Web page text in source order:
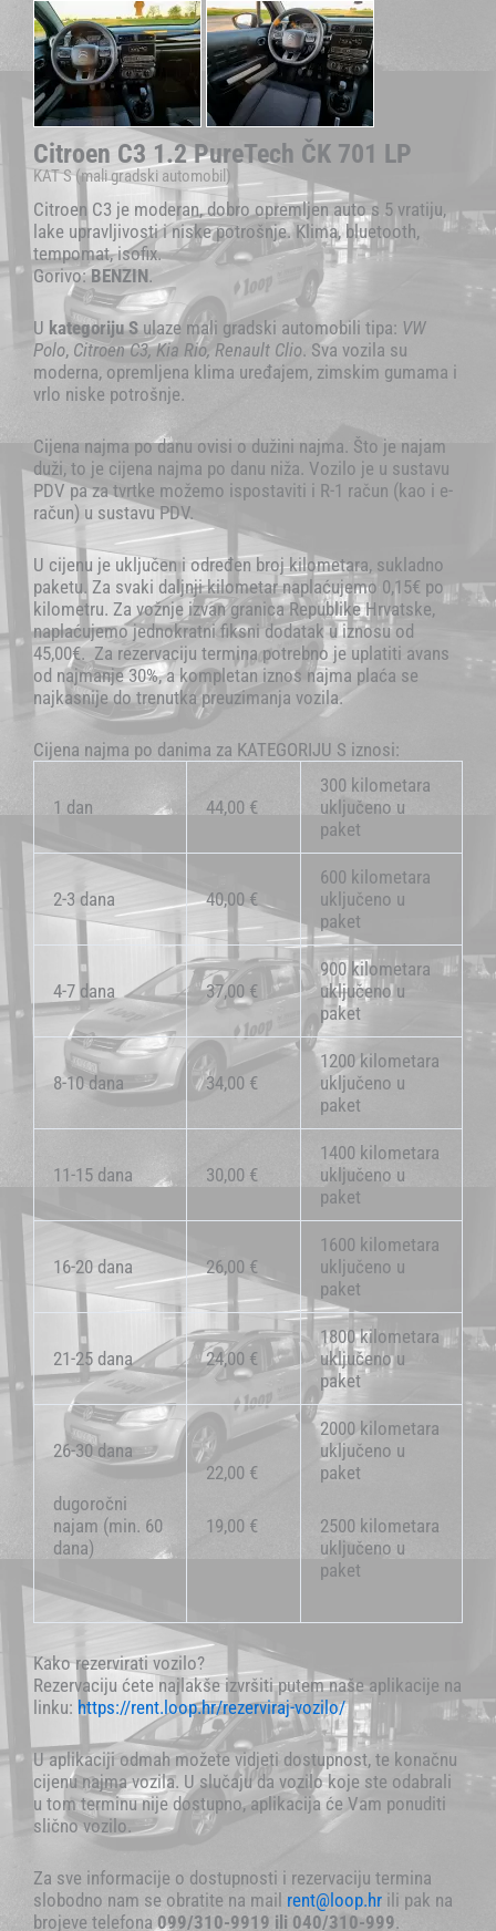
Citroen C3 1.2 PureTech ČK 701 LP
KAT S (mali gradski automobil)
Citroen C3 je moderan, dobro opremljen auto s 5 vratiju,
lake upravljivosti i niske potrošnje. Klima, bluetooth,
tempomat, isofix.
Gorivo:BENZIN.
U kategoriju S ulaze mali gradski automobili tipa: VW
Polo, Citroen C3, Kia Rio, Renault Clio. Sva vozila su
moderna, opremljena klima uređajem, zimskim gumama i
vrlo niske potrošnje.
Cijena najma po danu ovisi o dužini najma. Što je najam
duži, to je cijena najma po danu niža. Vozilo je u sustavu
PDV pa za tvrtke možemo ispostaviti i R-1 račun (kao i e-
račun) u sustavu PDV.
U cijenu je uključen i određen broj kilometara, sukladno
paketu. Za svaki daljnji kilometar naplaćujemo 0,15€ po
kilometru. Za vožnje izvan granica Republike Hrvatske,
naplaćujemo jednokratni fiksni dodatak u iznosu od
45,00€. Za rezervaciju termina potrebno je uplatiti avans
od najmanje 30%, a kompletan iznos najma plaća se
najkasnije do trenutka preuzimanja vozila.
Cijena najma po danima za KATEGORIJU S iznosi:
1 dan 44,00 €
300 kilometara
uključeno u
paket
2-3 dana 40,00 €
600 kilometara
uključeno u
paket
4-7 dana 37,00 €
900 kilometara
uključeno u
paket
8-10 dana 34,00 €
1200 kilometara
uključeno u
paket
11-15 dana 30,00 €
1400 kilometara
uključeno u
paket
16-20 dana 26,00 €
1600 kilometara
uključeno u
paket
21-25 dana 24,00 €
1800 kilometara
uključeno u
paket
26-30 dana
dugoročni
najam (min. 60
dana)
22,00 €
19,00 €
2000 kilometara
uključeno u
paket
2500 kilometara
uključeno u
paket
Kako rezervirati vozilo?
Rezervaciju ćete najlakše izvršiti putem naše aplikacije na
linku: https://rent.loop.hr/rezerviraj-vozilo/
U aplikaciji odmah možete vidjeti dostupnost, te konačnu
cijenu najma vozila. U slučaju da vozilo koje ste odabrali
u tom terminu nije dostupno, aplikacija će Vam ponuditi
slično vozilo.
Za sve informacije o dostupnosti i rezervaciju termina
slobodno nam se obratite na mail rent@loop.hr ili pak na
brojeve telefona099/310-9919 ili 040/310-999.